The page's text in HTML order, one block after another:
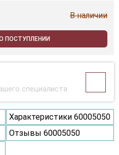
В наличии
ПОСТУПЛЕНИИ
специалиста
Характеристики 60005050
Отзывы 60005050